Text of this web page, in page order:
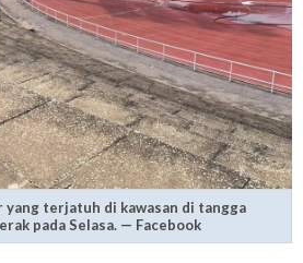
terjatuh di kawasan di tangga
pada Selasa. — Facebook